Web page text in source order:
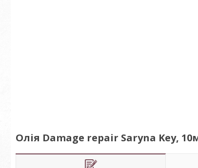
Олія Damage repair Saryna Key,